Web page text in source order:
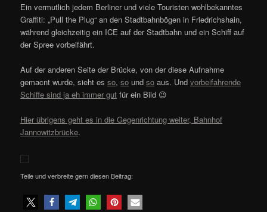
Ein vermutlich jedem Berliner und viele Touristen wohlbekanntes
Graffiti: „Pull the Plug“ an den Stadtbahnbögen in Friedrichshain,
während gleichzeitig ein ICE auf der Stadtbahn und ein Schiff auf
der Spree vorbeifährt.
Auf der anderen Seite der Brücke, von der diese Aufnahme
gemacnt wurde, sieht esso,so undso aus. Undvorbeifahrende
Schiffe sind ja eh immer gut für ein Bild 😉
Hier übrigens geht es in die Gegenrichtung weiter, Bahnhof
Jannowitzbrücke.
Teile und verbreite gern diesen Beitrag: